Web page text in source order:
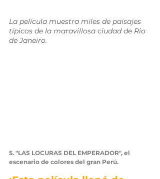
La película muestra miles de paisajes
típicos de la maravillosa ciudad de Rio
de Janeiro.
5. "LAS LOCURAS DEL EMPERADOR", el
escenario de colores del gran Perú.